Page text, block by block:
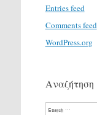
Entries feed
Comments feed
WordPress.org
Αναζήτηση
Search